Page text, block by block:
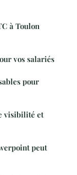
à Toulon
vos salariés
pour
visibilité et
peut